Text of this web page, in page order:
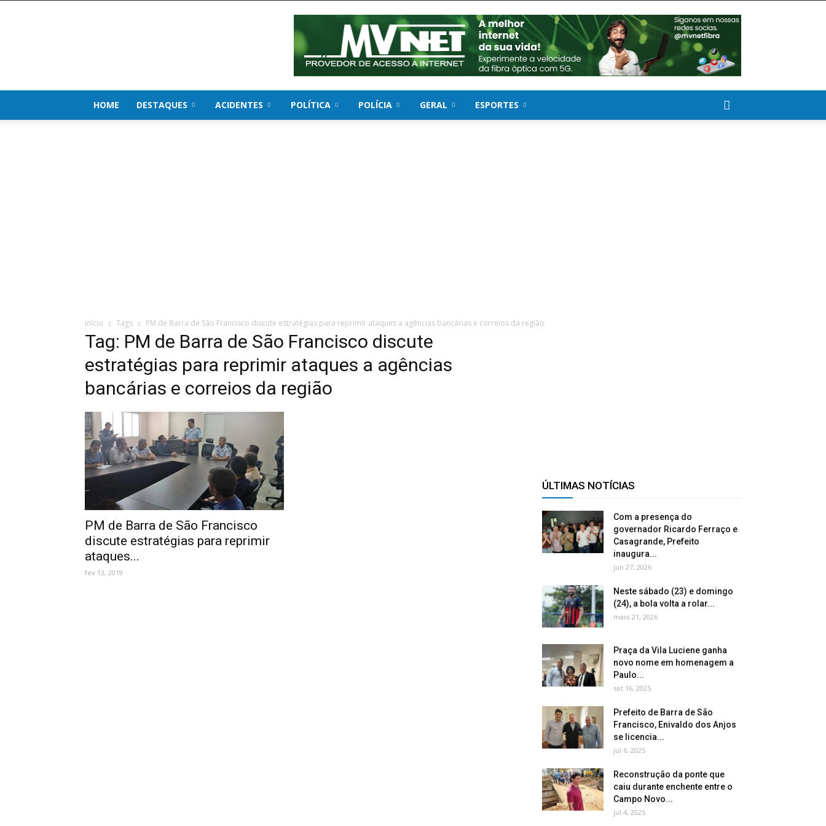
HOME DESTAQUES ACIDENTES POLÍTICA POLÍCIA GERAL ESPORTES
Início Tags PM de Barra de São Francisco discute estratégias para reprimir ataques a agências bancárias e correios da região
Tag: PM de Barra de São Francisco discute
estratégias para reprimir ataques a agências
bancárias e correios da região
PM de Barra de São Francisco
discute estratégias para reprimir
ataques...
fev 13, 2019
ÚLTIMAS NOTÍCIAS
Com a presença do
governador Ricardo Ferraço e
Casagrande, Prefeito
inaugura...
jun 27, 2026
Neste sábado (23) e domingo
(24), a bola volta a rolar...
maio 21, 2026
Praça da Vila Luciene ganha
novo nome em homenagem a
Paulo...
set 16, 2025
Prefeito de Barra de São
Francisco, Enivaldo dos Anjos
se licencia...
jul 6, 2025
Reconstrução da ponte que
caiu durante enchente entre o
Campo Novo...
jul 4, 2025